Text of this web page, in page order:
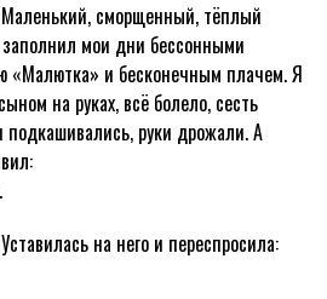
сморщенный, тёплый
мои дни бессонными
«Малютка» и бесконечным плачем. Я
на руках, всё болело, сесть
подкашивались, руки дрожали. А
на него и переспросила: